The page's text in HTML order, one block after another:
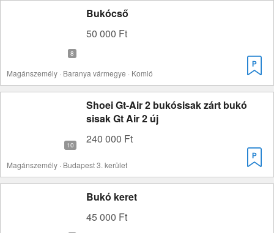
Bukócső
50 000 Ft
Magánszemély · Baranya vármegye · Komló
Shoei Gt-Air 2 bukósisak zárt bukó
sisak Gt Air 2 új
240 000 Ft
Magánszemély · Budapest 3. kerület
Bukó keret
45 000 Ft